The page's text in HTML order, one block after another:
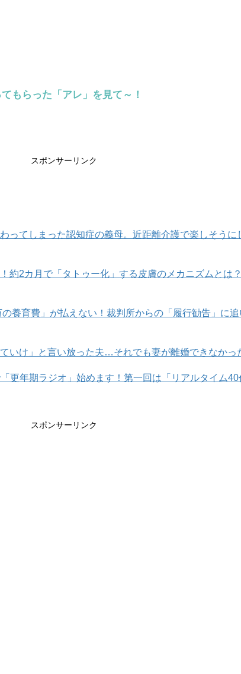
もらった「アレ」を見て～！
スポンサーリンク
ってしまった認知症の義母。近距離介護で楽しそうに
約2カ月で「タトゥー化」する皮膚のメカニズムとは
養育費」が払えない！裁判所からの「履行勧告」に
いけ」と言い放った夫…それでも妻が離婚できなかっ
更年期ラジオ」始めます！第一回は「リアルタイム
スポンサーリンク